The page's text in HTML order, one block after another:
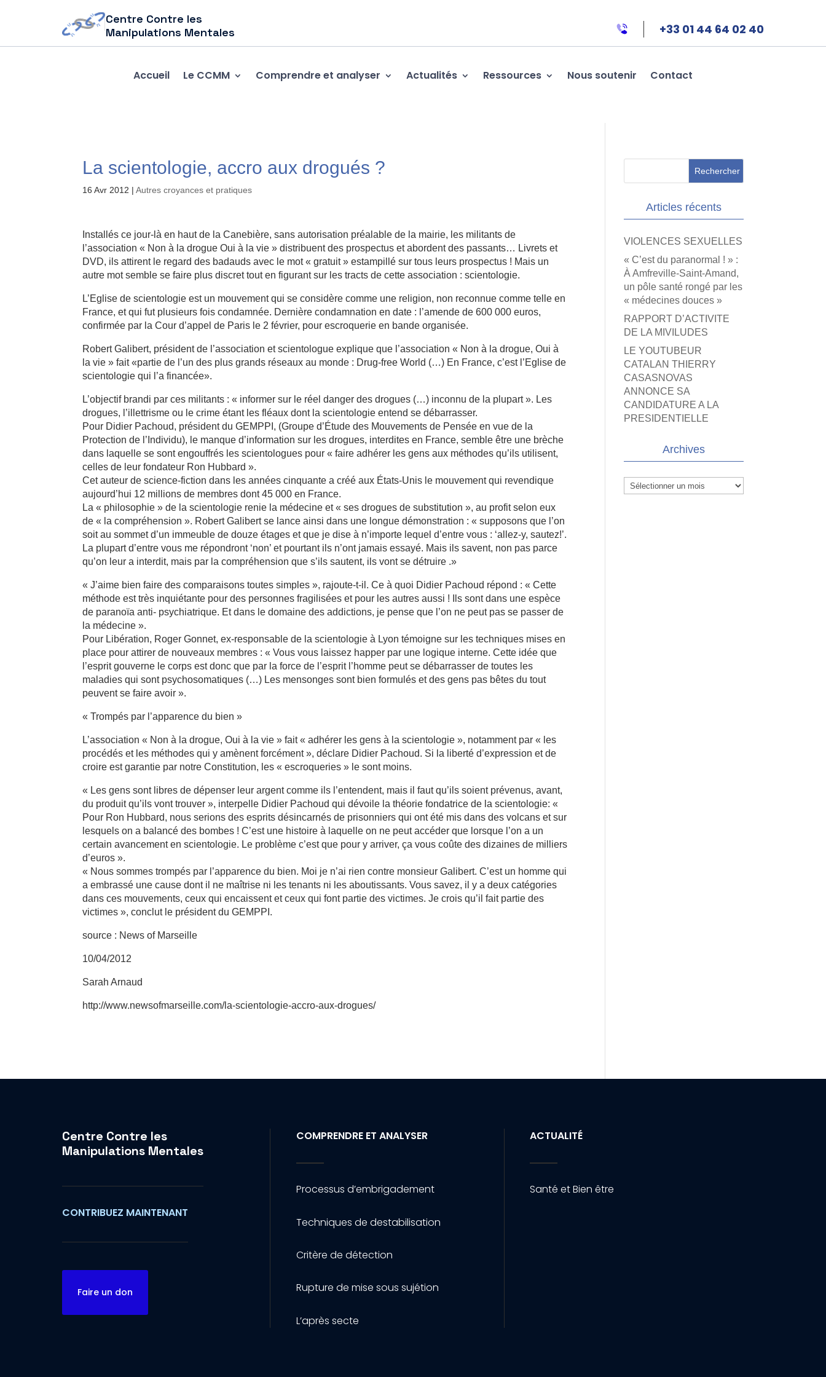
Centre Contre les
Manipulations Mentales
+33 01 44 64 02 40
Accueil Le CCMM Comprendre et analyser Actualités Ressources Nous soutenir Contact
La scientologie, accro aux drogués ?
16 Avr 2012 |Autres croyances et pratiques
Installés ce jour-là en haut de la Canebière, sans autorisation préalable de la mairie, les militants de
l’association « Non à la drogue Oui à la vie » distribuent des prospectus et abordent des passants… Livrets et
DVD, ils attirent le regard des badauds avec le mot « gratuit » estampillé sur tous leurs prospectus ! Mais un
autre mot semble se faire plus discret tout en figurant sur les tracts de cette association : scientologie.
L’Eglise de scientologie est un mouvement qui se considère comme une religion, non reconnue comme telle en
France, et qui fut plusieurs fois condamnée. Dernière condamnation en date : l’amende de 600 000 euros,
confirmée par la Cour d’appel de Paris le 2 février, pour escroquerie en bande organisée.
Robert Galibert, président de l’association et scientologue explique que l’association « Non à la drogue, Oui à
la vie » fait «partie de l’un des plus grands réseaux au monde : Drug-free World (…) En France, c’est l’Eglise de
scientologie qui l’a financée».
L’objectif brandi par ces militants : « informer sur le réel danger des drogues (…) inconnu de la plupart ». Les
drogues, l’illettrisme ou le crime étant les fléaux dont la scientologie entend se débarrasser.
Pour Didier Pachoud, président du GEMPPI, (Groupe d’Étude des Mouvements de Pensée en vue de la
Protection de l’Individu), le manque d’information sur les drogues, interdites en France, semble être une brèche
dans laquelle se sont engouffrés les scientologues pour « faire adhérer les gens aux méthodes qu’ils utilisent,
celles de leur fondateur Ron Hubbard ».
Cet auteur de science-fiction dans les années cinquante a créé aux États-Unis le mouvement qui revendique
aujourd’hui 12 millions de membres dont 45 000 en France.
La « philosophie » de la scientologie renie la médecine et « ses drogues de substitution », au profit selon eux
de « la compréhension ». Robert Galibert se lance ainsi dans une longue démonstration : « supposons que l’on
soit au sommet d’un immeuble de douze étages et que je dise à n’importe lequel d’entre vous : ‘allez-y, sautez!’.
La plupart d’entre vous me répondront ‘non’ et pourtant ils n’ont jamais essayé. Mais ils savent, non pas parce
qu’on leur a interdit, mais par la compréhension que s’ils sautent, ils vont se détruire .»
« J’aime bien faire des comparaisons toutes simples », rajoute-t-il. Ce à quoi Didier Pachoud répond : « Cette
méthode est très inquiétante pour des personnes fragilisées et pour les autres aussi ! Ils sont dans une espèce
de paranoïa anti- psychiatrique. Et dans le domaine des addictions, je pense que l’on ne peut pas se passer de
la médecine ».
Pour Libération, Roger Gonnet, ex-responsable de la scientologie à Lyon témoigne sur les techniques mises en
place pour attirer de nouveaux membres : « Vous vous laissez happer par une logique interne. Cette idée que
l’esprit gouverne le corps est donc que par la force de l’esprit l’homme peut se débarrasser de toutes les
maladies qui sont psychosomatiques (…) Les mensonges sont bien formulés et des gens pas bêtes du tout
peuvent se faire avoir ».
« Trompés par l’apparence du bien »
L’association « Non à la drogue, Oui à la vie » fait « adhérer les gens à la scientologie », notamment par « les
procédés et les méthodes qui y amènent forcément », déclare Didier Pachoud. Si la liberté d’expression et de
croire est garantie par notre Constitution, les « escroqueries » le sont moins.
« Les gens sont libres de dépenser leur argent comme ils l’entendent, mais il faut qu’ils soient prévenus, avant,
du produit qu’ils vont trouver », interpelle Didier Pachoud qui dévoile la théorie fondatrice de la scientologie: «
Pour Ron Hubbard, nous serions des esprits désincarnés de prisonniers qui ont été mis dans des volcans et sur
lesquels on a balancé des bombes ! C’est une histoire à laquelle on ne peut accéder que lorsque l’on a un
certain avancement en scientologie. Le problème c’est que pour y arriver, ça vous coûte des dizaines de milliers
d’euros ».
« Nous sommes trompés par l’apparence du bien. Moi je n’ai rien contre monsieur Galibert. C’est un homme qui
a embrassé une cause dont il ne maîtrise ni les tenants ni les aboutissants. Vous savez, il y a deux catégories
dans ces mouvements, ceux qui encaissent et ceux qui font partie des victimes. Je crois qu’il fait partie des
victimes », conclut le président du GEMPPI.
source : News of Marseille
10/04/2012
Sarah Arnaud
http://www.newsofmarseille.com/la-scientologie-accro-aux-drogues/
Articles récents
VIOLENCES SEXUELLES
« C’est du paranormal ! » :
À Amfreville-Saint-Amand,
un pôle santé rongé par les
« médecines douces »
RAPPORT D’ACTIVITE
DE LA MIVILUDES
LE YOUTUBEUR
CATALAN THIERRY
CASASNOVAS
ANNONCE SA
CANDIDATURE A LA
PRESIDENTIELLE
Archives
Archives
Centre Contre les
Manipulations Mentales
CONTRIBUEZ MAINTENANT
Faire un don
COMPRENDRE ET ANALYSER
Processus d’embrigadement
Techniques de destabilisation
Critère de détection
Rupture de mise sous sujétion
L’après secte
ACTUALITÉ
Santé et Bien être